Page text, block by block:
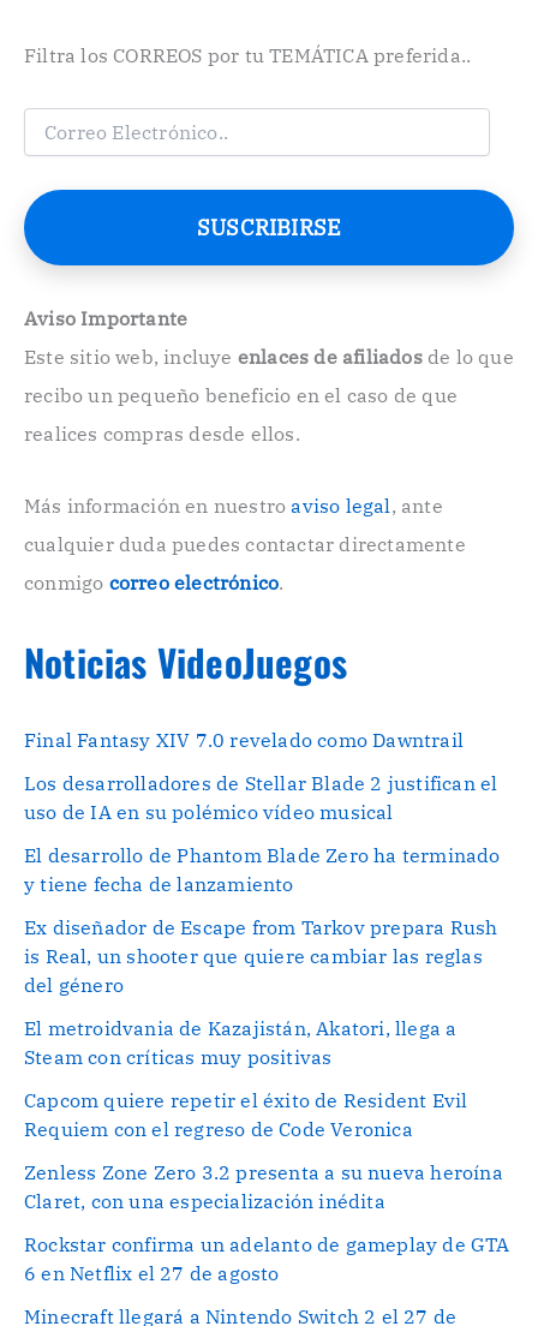
Filtra los CORREOS por tu TEMÁTICA preferida..
C
e
o
e
t
ó
n
o
.
SUSCRIBIRSE
Aviso Importante
Este sitio web, incluye enlaces de afiliadosde lo que
recibo un pequeño beneficio en el caso de que
realices compras desde ellos.
Más información en nuestroaviso legal , ante
cualquier duda puedes contactar directamente
conmigo correo electrónico.
Noticias VideoJuegos
Final Fantasy XIV 7.0 revelado como Dawntrail
Los desarrolladores de Stellar Blade 2 justifican el
uso de IA en su polémico vídeo musical
El desarrollo de Phantom Blade Zero ha terminado
y tiene fecha de lanzamiento
Ex diseñador de Escape from Tarkov prepara Rush
is Real, un shooter que quiere cambiar las reglas
del género
El metroidvania de Kazajistán, Akatori, llega a
Steam con críticas muy positivas
Capcom quiere repetir el éxito de Resident Evil
Requiem con el regreso de Code Veronica
Zenless Zone Zero 3.2 presenta a su nueva heroína
Claret, con una especialización inédita
Rockstar confirma un adelanto de gameplay de GTA
6 en Netflix el 27 de agosto
Minecraft llegará a Nintendo Switch 2 el 27 de